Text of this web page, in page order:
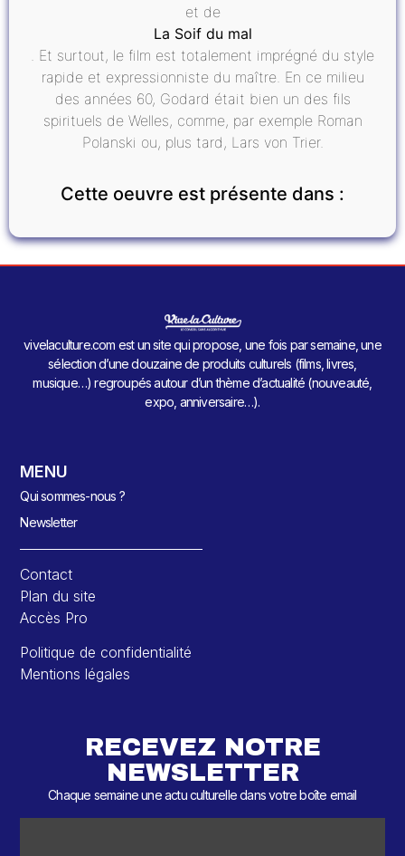
et de
La Soif du mal
. Et surtout, le film est totalement imprégné du style
rapide et expressionniste du maître. En ce milieu
des années 60, Godard était bien un des fils
spirituels de Welles, comme, par exemple Roman
Polanski ou, plus tard, Lars von Trier.
Cette oeuvre est présente dans :
vivelaculture.com est un site qui propose, une fois par semaine, une
sélection d’une douzaine de produits culturels (films, livres,
musique…) regroupés autour d’un thème d’actualité (nouveauté,
expo, anniversaire…).
MENU
Qui sommes-nous ?
Newsletter
Contact
Plan du site
Accès Pro
Politique de confidentialité
Mentions légales
RECEVEZ NOTRE
NEWSLETTER
Chaque semaine une actu culturelle dans votre boîte email